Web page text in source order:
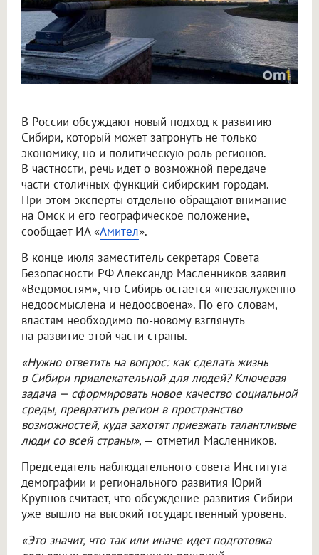
В России обсуждают новый подход к развитию
Сибири, который может затронуть не только
экономику, но и политическую роль регионов.
В частности, речь идет о возможной передаче
части столичных функций сибирским городам.
При этом эксперты отдельно обращают внимание
на Омск и его географическое положение,
сообщает ИА «Амител».
В конце июля заместитель секретаря Совета
Безопасности РФ Александр Масленников заявил
«Ведомостям», что Сибирь остается «незаслуженно
недоосмыслена и недоосвоена». По его словам,
властям необходимо по-новому взглянуть
на развитие этой части страны.
«Нужно ответить на вопрос: как сделать жизнь
в Сибири привлекательной для людей? Ключевая
задача — сформировать новое качество социальной
среды, превратить регион в пространство
возможностей, куда захотят приезжать талантливые
люди со всей страны», — отметил Масленников.
Председатель наблюдательного совета Института
демографии и регионального развития Юрий
Крупнов считает, что обсуждение развития Сибири
уже вышло на высокий государственный уровень.
«Это значит, что так или иначе идет подготовка